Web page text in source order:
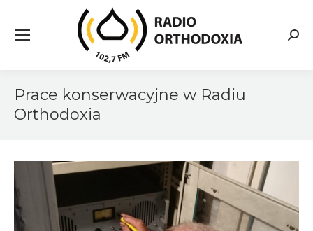
Prace konserwacyjne w Radiu
Orthodoxia